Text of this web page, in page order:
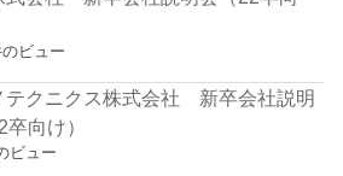
ビュー
テクニクス株式会社 新卒会社説明
向け）
ビュー